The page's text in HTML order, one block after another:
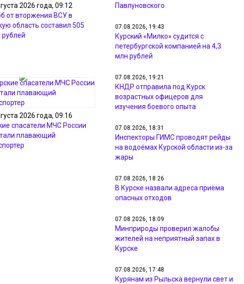
2026 года, 09:12
от вторжения ВСУ в
область составил 505
2026 года, 09:16
спасатели МЧС России
плавающий
Павлуновского
07.08.2026, 19:43
Курский «Милко» судится с
петербургской компанией на 4,3
млн рублей
07.08.2026, 19:21
КНДР отправила под Курск
возрастных офицеров для
изучения боевого опыта
07.08.2026, 18:31
Инспекторы ГИМС проводят рейды
на водоёмах Курской области из-за
жары
07.08.2026, 18:26
В Курске назвали адреса приёма
опасных отходов
07.08.2026, 18:09
Минприроды проверил жалобы
жителей на неприятный запах в
Курске
07.08.2026, 17:48
Курянам из Рыльска вернули свет и